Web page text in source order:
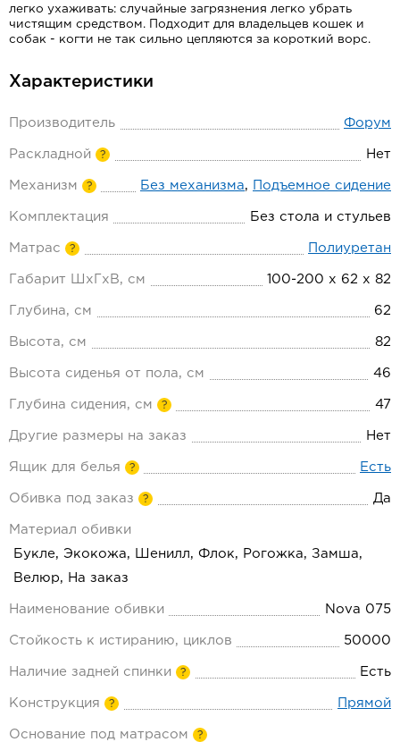
легко ухаживать: случайные загрязнения легко убрать
чистящим средством.
Подходит для владельцев кошек и
собак - когти не так сильно цепляются за короткий ворс.
Характеристики
Производитель Форум
Раскладной ? Нет
Механизм ? Без механизма, Подъемное сидение
Комплектация Без стола и стульев
Матрас ? Полиуретан
Габарит ШхГхВ, см 100-200 х 62 х 82
Глубина, см 62
Высота, см 82
Высота сиденья от пола, см 46
Глубина сидения, см ? 47
Другие размеры на заказ Нет
Ящик для белья ? Есть
Обивка под заказ ? Да
Материал обивки
Букле, Экокожа, Шенилл, Флок, Рогожка, Замша,
Велюр, На заказ
Наименование обивки Nova 075
Стойкость к истиранию, циклов 50000
Наличие задней спинки ? Есть
Конструкция ? Прямой
Основание под матрасом ?